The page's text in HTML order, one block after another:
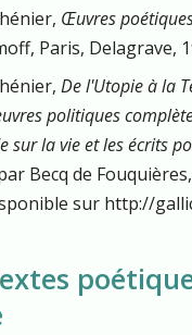
Œuvres
Paris, Delagrave,
De l'Utopie à la
politiques
sur la vie et les écrits
Becq de
sur http://